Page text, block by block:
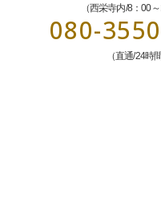
（西栄寺内/8：00
080-
（直通/24時間